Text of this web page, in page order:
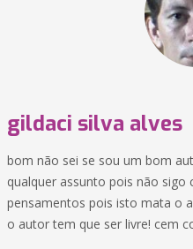
gildaci silva alves
bom não sei se sou um bom
qualquer assunto pois não sigo
pensamentos pois isto mata o
o autor tem que ser livre! cem